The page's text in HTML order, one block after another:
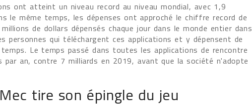
ont atteint un niveau record au niveau mondial, avec 1,9
le même temps, les dépenses ont approché le chiffre record de
de dollars dépensés chaque jour dans le monde entier dans
personnes qui téléchargent ces applications et y dépensent de
Le temps passé dans toutes les applications de rencontre
an, contre 7 milliards en 2019, avant que la société n'adopte
tire son épingle du jeu